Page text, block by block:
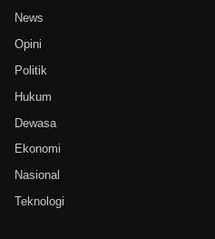
News
Opini
Politik
Hukum
Dewasa
Ekonomi
Nasional
Teknologi